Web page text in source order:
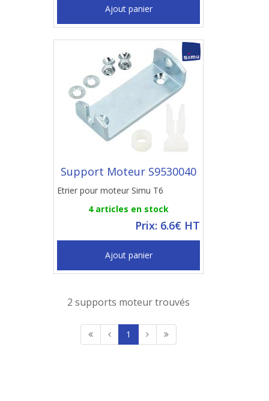
Ajout panier
Support Moteur S9530040
Etrier pour moteur Simu T6
4 articles en stock
Prix: 6.6€ HT
Ajout panier
2 supports moteur trouvés
1